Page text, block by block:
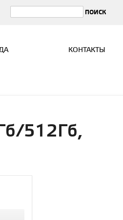
КОНТАКТЫ
512Гб,